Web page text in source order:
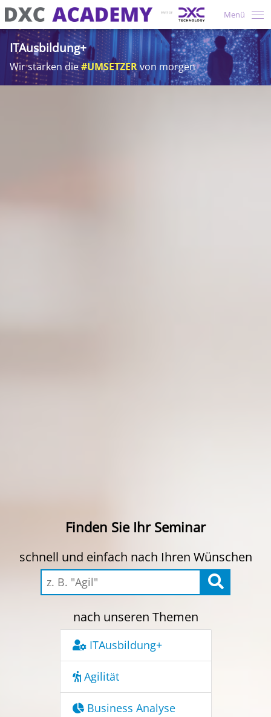
Menü
ITAusbildung+
Wir stärken die#UMSETZERvon morgen
Finden Sie Ihr Seminar
schnell und einfach nach Ihren Wünschen
nach unseren Themen
ITAusbildung+
Agilität
Business Analyse